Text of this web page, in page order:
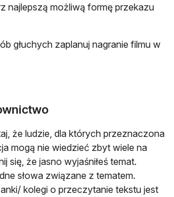
najlepszą możliwą formę przekazu
głuchych zaplanuj nagranie filmu w
że ludzie, dla których przeznaczona
mogą nie wiedzieć zbyt wiele na
się, że jasno wyjaśniłeś temat.
słowa związane z tematem.
kolegi o przeczytanie tekstu jest